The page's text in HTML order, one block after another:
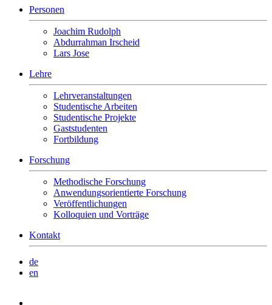
Personen
Joachim Rudolph
Abdurrahman Irscheid
Lars Jose
Lehre
Lehrveranstaltungen
Studentische Arbeiten
Studentische Projekte
Gaststudenten
Fortbildung
Forschung
Methodische Forschung
Anwendungsorientierte Forschung
Veröffentlichungen
Kolloquien und Vorträge
Kontakt
de
en